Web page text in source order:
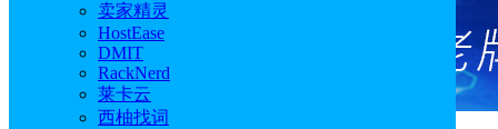
卖家精灵
HostEase
DMIT
RackNerd
莱卡云
西柚找词